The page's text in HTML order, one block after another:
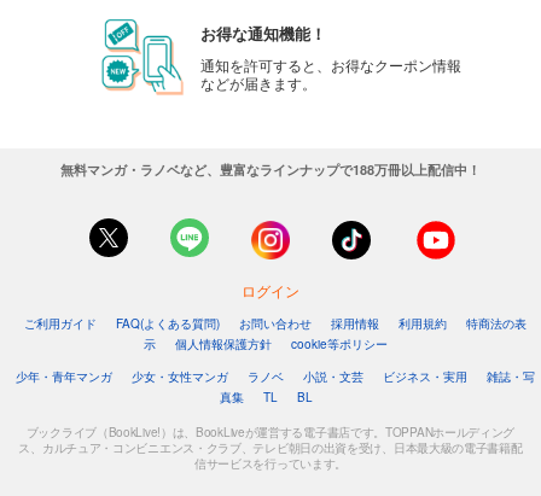
お得な通知機能！
通知を許可すると、お得なクーポン情報
などが届きます。
無料マンガ・ラノベなど、豊富なラインナップで188万冊以上配信中！
ログイン
ご利用ガイド FAQ(よくある質問) お問い合わせ 採用情報 利用規約
特商法の表
示
個人情報保護方針
cookie等ポリシー
少年・青年マンガ
少女・女性マンガ ラノベ 小説・文芸 ビジネス・実用
雑誌・写
真集
TL BL
ブックライブ（BookLive!）は、BookLiveが運営する電子書店です。TOPPANホールディング
ス、カルチュア・コンビニエンス・クラブ、テレビ朝日の出資を受け、日本最大級の電子書籍配
信サービスを行っています。